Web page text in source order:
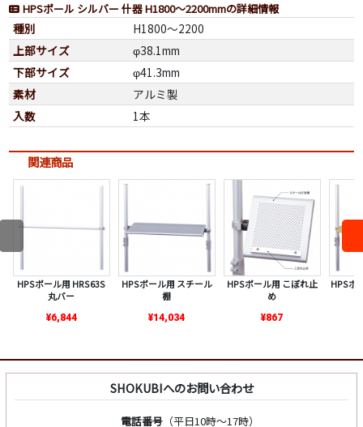
HPSポール シルバー 什器 H1800～2200mmの詳細情報
種別
H1800～2200
上部サイズ
φ38.1mm
下部サイズ
φ41.3mm
素材
アルミ製
入数
1本
関連商品
HPSポール用 HRS63S
丸バー
¥6,844
HPSポール用 スチール
棚
¥14,034
HPSポール用 こぼれ止
め
¥867
HPSポ
SHOKUBIへのお問い合わせ
電話番号（平日10時～17時）